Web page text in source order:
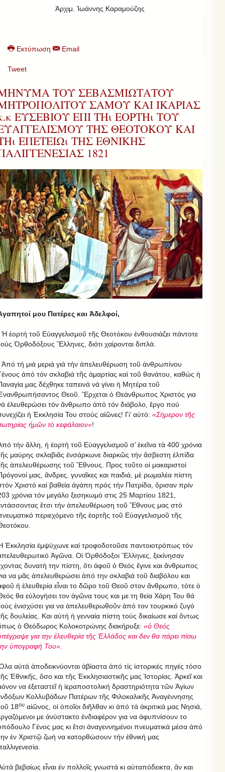
Ἀρχιμ. Ἰωάννης Καραμούζης
Εκτύπωση Email
Tweet
ΤΟΥ ΣΕΒΑΣΜΙΩΤΑΤΟΥ
ΣΑΜΟΥ ΚΑΙ ΙΚΑΡΙΑΣ
ΕΥΣΕΒΙΟΥ ΕΠΙ ΤΗι ΕΟΡΤΗι ΤΟΥ
ΤΗΣ ΘΕΟΤΟΚΟΥ ΚΑΙ
ΕΠΕΤΕΙΩι ΤΗΣ ΕΘΝΙΚΗΣ
1821
μου Πατέρες και Ἀδελφοί,
ἑορτή τοῦ Εὐαγγελισμοῦ τῆς Θεοτόκου ἐνθουσιάζει πάντοτε
Ὀρθοδόξους Ἕλληνες, διότι χαίρονται διπλά.
τή μιά μεριά γιά τήν ἀπελευθέρωση τοῦ ἀνθρωπίνου
ἀπό τόν σκλαβιά τῆς ἁμαρτίας καὶ τοῦ θανάτου, καθώς ἡ
μας δέχθηκε ταπεινά νά γίνει ἡ Μητέρα τοῦ
Θεοῦ. Ἔρχεται ὁ Θεάνθρωπος Χριστός για
ἐλευθερώσει τόν ἄνθρωπο ἀπό τόν διάβολο, ἔργο πού
ἡ Ἐκκλησία Του στούς αἰῶνες! Γι’ αὐτό: «Σήμερον τῆς
ἡμῶν τὸ κεφάλαιον»!
τήν ἄλλη, ἡ ἑορτή τοῦ Εὐαγγελισμοῦ σ’ ἐκεῖνα τὰ 400 χρόνια
μαύρης σκλαβιᾶς ἐνσάρκωνε διαρκῶς τήν ἄσβεστη ἐλπίδα
ἀπελευθέρωσης τοῦ Ἔθνους. Προς τοῦτο οἱ μακαριστοί
μας, ἄνδρες γυναῖκες και παιδιά, μὲ ρωμαλέα πίστη
Χριστό καί βαθεία ἀγάπη πρός τήν Πατρίδα, ὅρισαν πρίν
χρόνια τόν μεγάλο ξεσηκωμό στις 25 Μαρτίου 1821,
ἔτσι τήν ἀπελευθέρωση τοῦ Ἔθνους μας στό
περιεχόμενο τῆς ἑορτῆς τοῦ Εὐαγγελισμοῦ τῆς
Ἐκκλησία ἐμψύχωνε καί τροφοδοτοῦσε παντοιοτρόπως τόν
Ἀγῶνα. Οἱ Ὀρθόδοξοι Ἕλληνες, ξεκίνησαν
δυνατή την πίστη, ὅτι ἀφοῦ ὁ Θεός ἔγινε και ἄνθρωπος
να μᾶς ἀπελευθερώσει ἀπό την σκλαβιά τοῦ διαβόλου και
ἡ ἐλευθερία εἶναι το δῶρο τοῦ Θεοῦ στον ἄνθρωπο, τότε ὁ
θα εὐλογήσει τον ἀγῶνα τους και με τη θεία Χάρη Του θά
ἐνισχύσει για να ἀπελευθερωθοῦν ἀπό τον τουρκικό ζυγό
δουλείας. Και αὐτή ἡ γενναία πίστη τούς δικαίωσε καί ὄντως
ὁ Θεόδωρος Κολοκοτρώνης διακήρυξε: «ὁ Θεός
για την ἐλευθερία τῆς Ἑλλάδος και δεν θα πάρει πίσω
ὑπογραφή Του».
αὐτά ἀποδεικνύονται ἀβίαστα ἀπό τίς ἱστορικές πηγές τόσο
Ἐθνικῆς, ὅσο και τῆς Ἐκκλησιαστικῆς μας Ἱστορίας. Ἀρκεῖ και
να ἐξεταστεῖ ἡ ἱεραποστολική δραστηριότητα τῶν Ἁγίων
Κολλυβάδων Πατέρων τῆς Φιλοκαλικῆς Ἀναγέννησης
18ου αἰῶνος, οἱ ὁποῖοι διῆλθαν κι ἀπό τά ἀκριτικά μας Νησιά,
με ἀνύστακτο ἐνδιαφέρον για να ἀφυπνίσουν το
Γένος μας κι ἔτσι ἀναγεννημένοι πνευματικά μέσα ἀπό
ἐν Χριστῷ ζωή να κατορθώσουν τήν ἐθνική μας
βεβαίως εἶναι ἐν πολλοῖς γνωστά κι αὐταπόδεικτα, ἄν και